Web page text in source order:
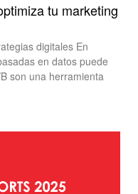
tu marketing
digitales En
en datos puede
son una herramienta